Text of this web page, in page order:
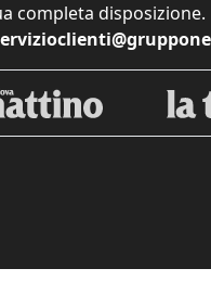
completa disposizione.